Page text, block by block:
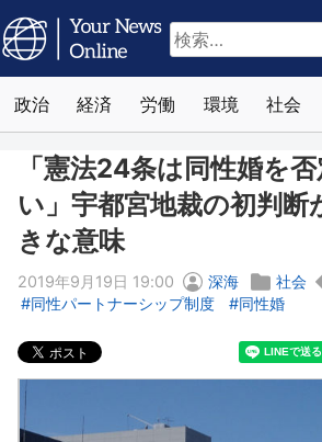
検
索:
政治 経済 労働 環境 社会
「憲法24条は同性婚を
い」宇都宮地裁の初判断
きな意味
2019年9月19日 19:00 深海 社会
同性パートナーシップ制度
同性婚